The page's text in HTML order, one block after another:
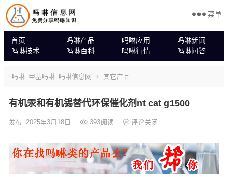
首页 吗啉产品 吗啉应用
吗啉新闻
吗啉技术
吗啉百科 吗啉行情 吗啉问答
菜单
吗啉_甲基吗啉_吗啉信息网 其它产品
有机汞和有机锡替代环保催化剂nt cat g1500
发布: 2025年3月18日 393阅读 评论关闭